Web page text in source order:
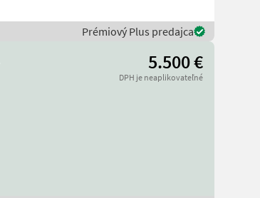
Prémiový Plus predajca
5.500 €
DPH je neaplikovateľné